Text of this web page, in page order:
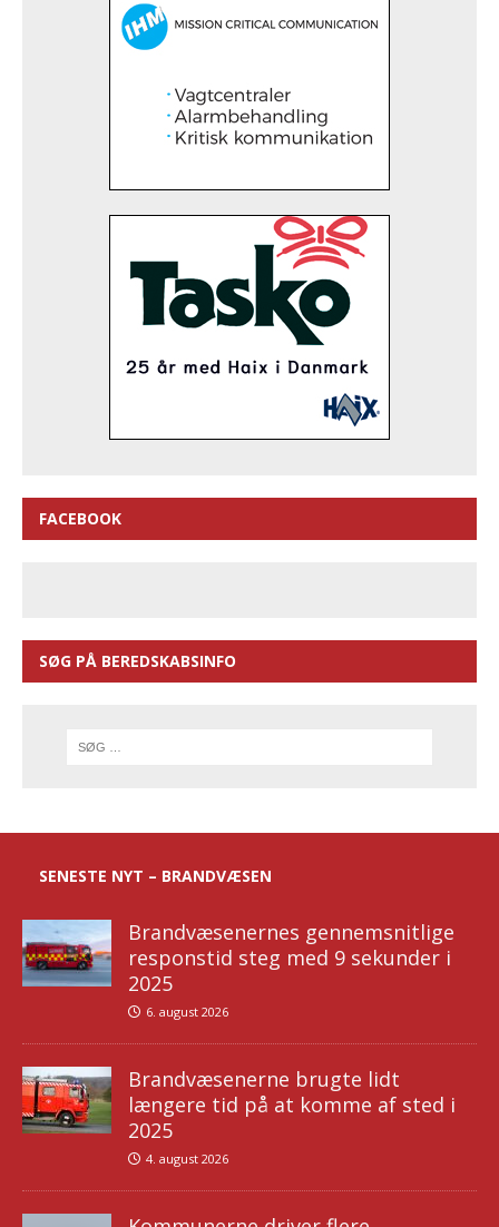
FACEBOOK
SØG PÅ BEREDSKABSINFO
SENESTE NYT – BRANDVÆSEN
Brandvæsenernes gennemsnitlige
responstid steg med 9 sekunder i
2025
6. august 2026
Brandvæsenerne brugte lidt
længere tid på at komme af sted i
2025
4. august 2026